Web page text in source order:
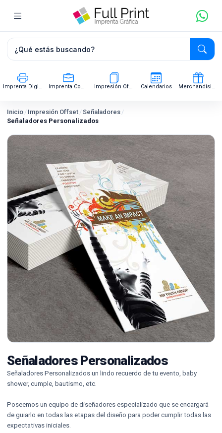
Imprenta Digital Imprenta Comercial Impresión Offset Calendarios Merchandising
Inicio / Impresión Offset /Señaladores /
Señaladores Personalizados
Señaladores Personalizados
Señaladores Personalizados un lindo recuerdo de tu evento, baby
shower, cumple, bautismo, etc.
Poseemos un equipo de diseñadores especializado que se encargará
de guiarlo en todas las etapas del diseño para poder cumplir todas las
expectativas iniciales.